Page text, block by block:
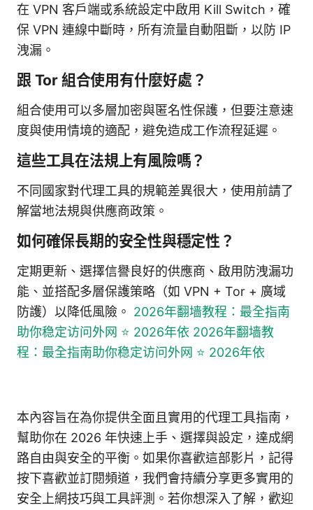
在 VPN 客戶端或系統設定中啟用 Kill Switch，確
保 VPN 連線中斷時，所有流量自動阻斷，以防 IP
洩漏。
跟 Tor 組合使用有什麼好處？
組合使用可以多層加密與匿名性保護，但要注意速
度與使用情境的適配，避免造成工作流程延遲。
這些工具在法規上有風險嗎？
不同國家對代理工具的規範差異很大，使用前請了
解當地法規與供應商政策。
如何確保長期的安全性與穩定性？
定期更新、選擇信譽良好的供應商、啟用防洩漏功
能、並搭配多層保護策略（如 VPN + Tor + 廣域
防護）以降低風險。 2026年翻墙教程：最全指南
助你稳定访问外网 ⭐ 2026年依 2026年翻墙教
程：最全指南助你稳定访问外网 ⭐ 2026年依
本內容旨在為你提供全面且實用的代理工具指南，
幫助你在 2026 年快速上手、選擇與設定，達成網
路自由與安全的平衡。如果你喜歡這部影片，記得
按下喜歡並訂閱頻道，我們會持續分享更多實用的
安全上網技巧與工具評測。若你想深入了解，歡迎